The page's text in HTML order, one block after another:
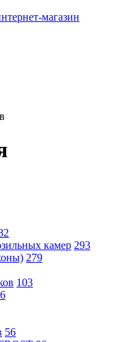
магазин
камер 293
279
103
56